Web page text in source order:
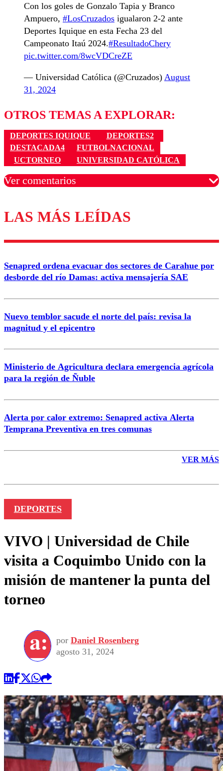
Con los goles de Gonzalo Tapia y Branco
Ampuero, #LosCruzados igualaron 2-2 ante
Deportes Iquique en esta Fecha 23 del
Campeonato Itaú 2024.#ResultadoChery
pic.twitter.com/8wcVDCreZE
— Universidad Católica (@Cruzados) August
31, 2024
OTROS TEMAS A EXPLORAR:
DEPORTES IQUIQUE
DEPORTES2
DESTACADA4
FUTBOLNACIONAL
UCTORNEO
UNIVERSIDAD CATÓLICA
Ver comentarios
Los comentarios son moderados para garantizar un
diálogo respetuoso.
Correo
LAS MÁS LEÍDAS
Senapred ordena evacuar dos sectores de Carahue por
desborde del río Damas: activa mensajería SAE
Nuevo temblor sacude el norte del país: revisa la
magnitud y el epicentro
Ministerio de Agricultura declara emergencia agrícola
para la región de Ñuble
Alerta por calor extremo: Senapred activa Alerta
Temprana Preventiva en tres comunas
VER MÁS
DEPORTES
VIVO | Universidad de Chile
visita a Coquimbo Unido con la
misión de mantener la punta del
torneo
por Daniel Rosenberg
agosto 31, 2024